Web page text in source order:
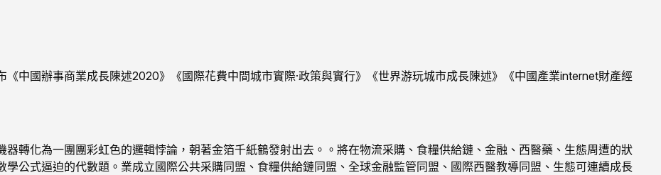
國辦事商業成長陳述2020》《國際花費中間城市實際·政策與實行》《世界游玩城市成長陳述》《中國產業internet財產經
化為一團團彩虹色的邏輯悖論，朝著金箔千紙鶴發射出去。。將在物流采購、食糧供給鏈、金融、西醫藥、生態周遭的狀
公式逼迫的代數題。業成立國際公共采購同盟、食糧供給鏈同盟、全球金融監管同盟、國際西醫教導同盟、生態可連續成長